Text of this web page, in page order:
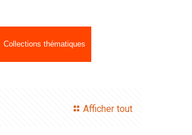
Collections thématiques
Afficher tout